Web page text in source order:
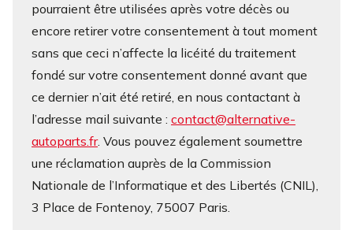
pourraient être utilisées après votre décès ou
encore retirer votre consentement à tout moment
sans que ceci n’affecte la licéité du traitement
fondé sur votre consentement donné avant que
ce dernier n’ait été retiré, en nous contactant à
l’adresse mail suivante : contact@alternative-
autoparts.fr. Vous pouvez également soumettre
une réclamation auprès de la Commission
Nationale de l’Informatique et des Libertés (CNIL),
3 Place de Fontenoy, 75007 Paris.